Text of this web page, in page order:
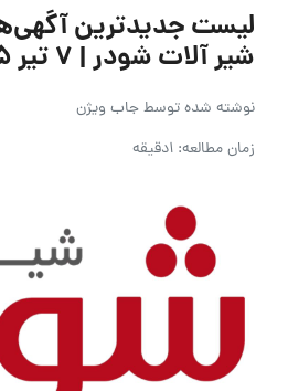
لیست جدیدترین
شیر آلات شودر | ۷ تیر ۱۴۰۵
نوشته شده توسطجاب ویژن
زمان مطالعه: 1دقیقه